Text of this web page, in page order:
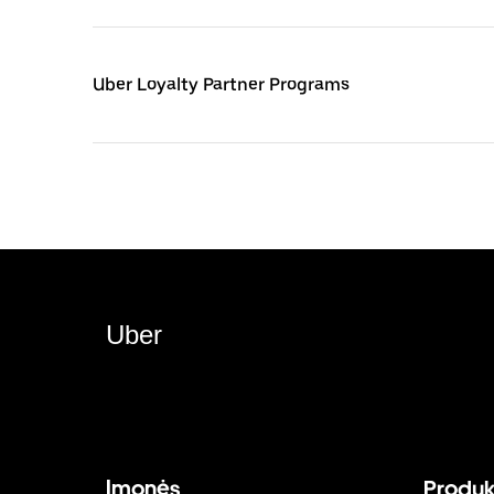
Uber Loyalty Partner Programs
Uber
Įmonės